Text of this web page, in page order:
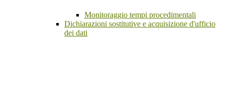
Monitoraggio tempi procedimentali
Dichiarazioni sostitutive e acquisizione d'ufficio
dei dati